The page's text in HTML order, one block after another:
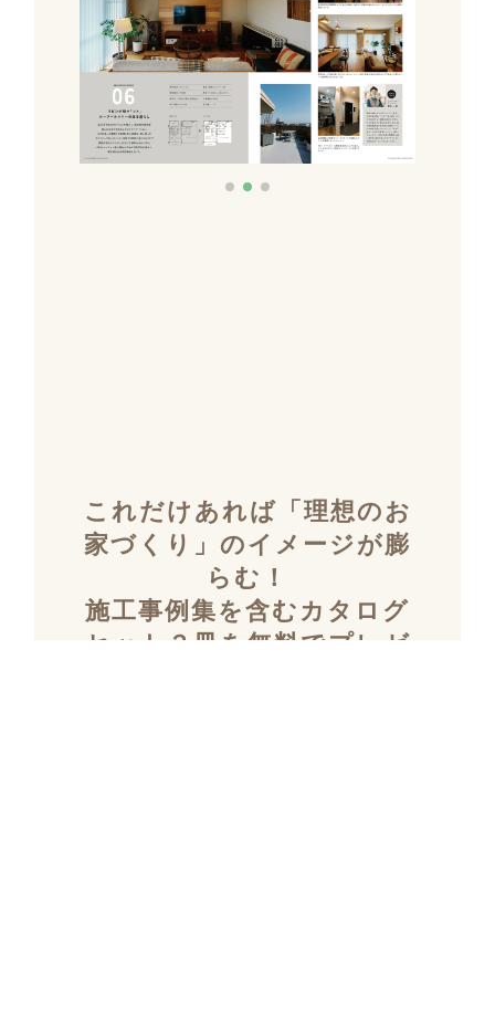
これだけあれば「理想のお
家づくり」のイメージが膨
らむ！
施工事例集を含むカタログ
セット３冊を無料でプレゼ